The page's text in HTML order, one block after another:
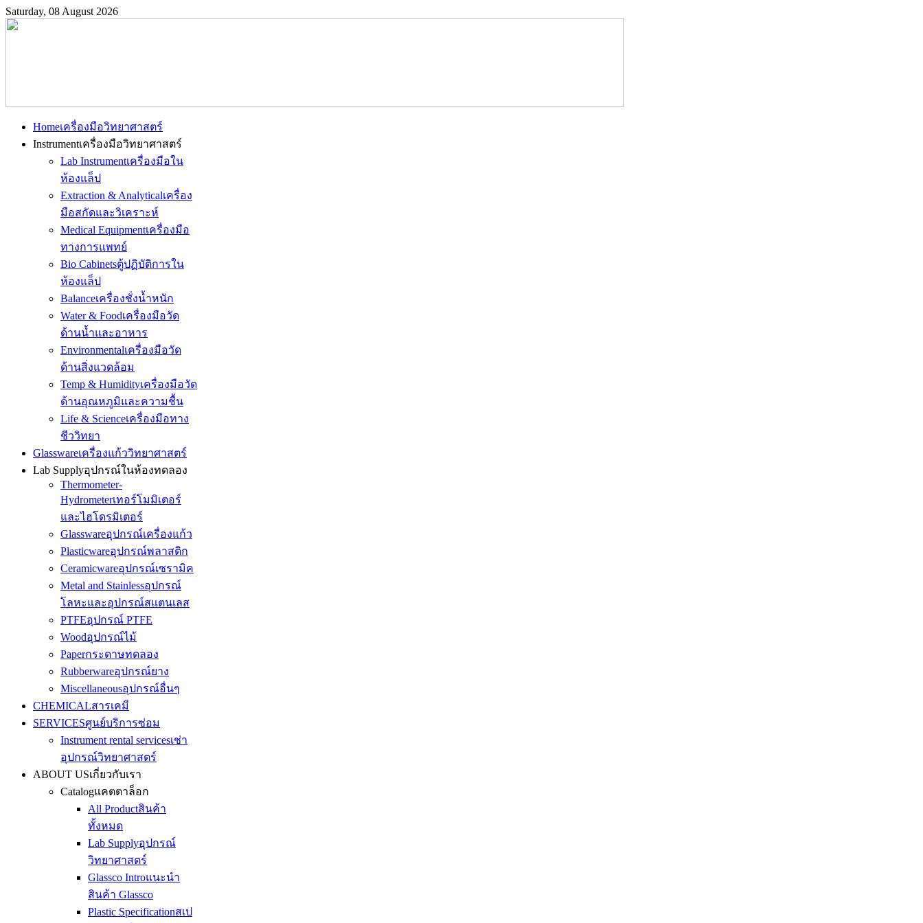
Saturday, 08 August 2026
Homeเครื่องมือวิทยาศาสตร์
Instrumentเครื่องมือวิทยาศาสตร์
Lab Instrumentเครื่องมือใน
ห้องแล็ป
Extraction & Analyticalเครื่อง
มือสกัดและวิเคราะห์
Medical Equipmentเครื่องมือ
ทางการแพทย์
Bio Cabinetsตู้ปฏิบัติการใน
ห้องแล็ป
Balanceเครื่องชั่งน้ำหนัก
Water & Foodเครื่องมือวัด
ด้านน้ำและอาหาร
Environmentalเครื่องมือวัด
ด้านสิ่งแวดล้อม
Temp & Humidityเครื่องมือวัด
ด้านอุณหภูมิและความชื้น
Life & Scienceเครื่องมือทาง
ชีววิทยา
Glasswareเครื่องแก้ววิทยาศาสตร์
Lab Supplyอุปกรณ์ในห้องทดลอง
Thermometer-
Hydrometerเทอร์โมมิเตอร์
และไฮโดรมิเตอร์
Glasswareอุปกรณ์เครื่องแก้ว
Plasticwareอุปกรณ์พลาสติก
Ceramicwareอุปกรณ์เซรามิค
Metal and Stainlessอุปกรณ์
โลหะและอุปกรณ์สแตนเลส
PTFEอุปกรณ์ PTFE
Woodอุปกรณ์ไม้
Paperกระดาษทดลอง
Rubberwareอุปกรณ์ยาง
Miscellaneousอุปกรณ์อื่นๆ
CHEMICALสารเคมี
SERVICESศูนย์บริการซ่อม
Instrument rental servicesเช่า
อุปกรณ์วิทยาศาสตร์
ABOUT USเกี่ยวกับเรา
Catalogแคตตาล็อก
All Productสินค้า
ทั้งหมด
Lab Supplyอุปกรณ์
วิทยาศาสตร์
Glassco Introแนะนำ
สินค้า Glassco
Plastic Specificationสเป